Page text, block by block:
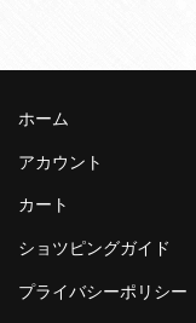
ホーム
アカウント
カート
ショツピングガイド
プライバシーポリシー